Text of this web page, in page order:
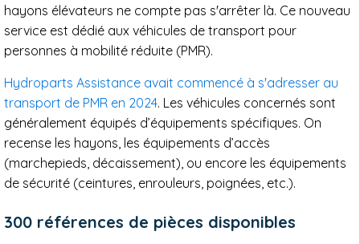
hayons élévateurs ne compte pas s'arrêter là. Ce nouveau
service est dédié aux véhicules de transport pour
personnes à mobilité réduite (PMR).
Hydroparts Assistance avait commencé à s'adresser au
transport de PMR en 2024. Les véhicules concernés sont
généralement équipés d’équipements spécifiques. On
recense les hayons, les équipements d’accès
(marchepieds, décaissement), ou encore les équipements
de sécurité (ceintures, enrouleurs, poignées, etc.).
300 références de pièces disponibles